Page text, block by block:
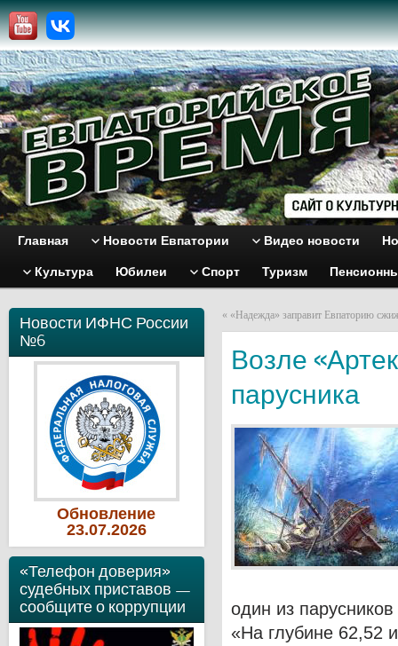
Главная Новости Евпатории Видео новости
Культура Юбилеи Спорт Туризм
Новости ИФНС России
№6
Обновление
23.07.2026
«Телефон доверия»
судебных приставов —
сообщите о коррупции
« «Надежда» заправит Евпаторию
Возле
парусника
один из
«На глубине 62,52